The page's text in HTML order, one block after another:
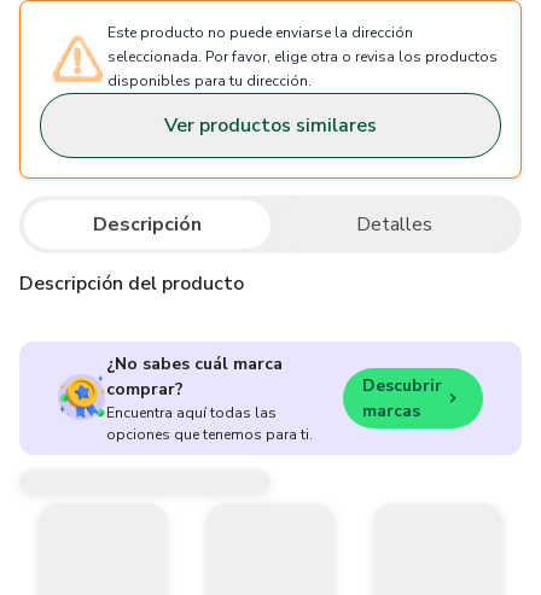
Este producto no puede enviarse la dirección
seleccionada. Por favor, elige otra o revisa los productos
disponibles para tu dirección.
Ver productos similares
Descripción Detalles
Descripción del producto
¿No sabes cuál marca
comprar?
Encuentra aquí todas las
opciones que tenemos para ti.
Descubrir
marcas